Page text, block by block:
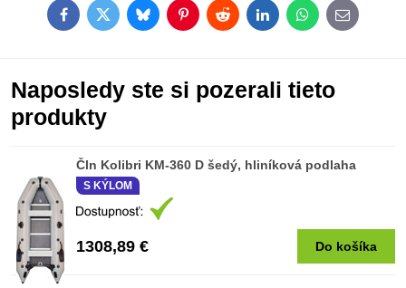
FacebookTwitterBlueskyPinterestRedditLinkedInWhatsApp
E-
mail
Naposledy ste si pozerali tieto
produkty
Čln Kolibri KM-360 D šedý, hliníková podlaha
S KÝLOM
1308,89 € Do košíka